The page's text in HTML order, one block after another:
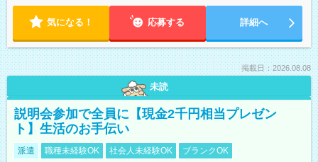
気になる！ 応募する 詳細へ
掲載日：2026.08.08
未読
説明会参加で全員に【現金2千円相当プレゼン
ト】生活のお手伝い
派遣 職種未経験OK 社会人未経験OK
ブランクOK